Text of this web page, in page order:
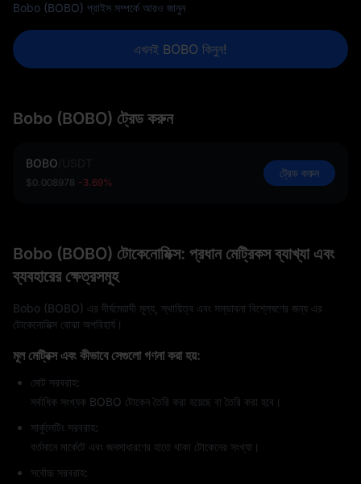
Bobo (BOBO) প্রাইস সম্পর্কে আরও জানুন
এখনই BOBO কিনুন!
Bobo (BOBO) ট্রেড করুন
BOBO
$0.008978 -3.69%
ট্রেড করুন
Bobo (BOBO) টোকেনোমিক্স: প্রধান মেট্রিকস ব্যাখ্যা এবং
ব্যবহারের ক্ষেত্রসমূহ
Bobo (BOBO) এর দীর্ঘমেয়াদী মূল্য, স্থায়িত্ব এবং সম্ভাবনা বিশ্লেষণের জন্য এর
টোকেনোমিক্স বোঝা অপরিহার্য।
মূল মেট্রিক্স এবং কীভাবে সেগুলো গণনা করা হয়:
মোট সরবরাহ:
সর্বাধিক সংখ্যক BOBO টোকেন তৈরি করা হয়েছে বা তৈরি করা হবে।
সার্কুলেটিং সরবরাহ:
বর্তমানে মার্কেটে এবং জনসাধারণের হাতে থাকা টোকেনের সংখ্যা।
সর্বোচ্চ সরবরাহ: